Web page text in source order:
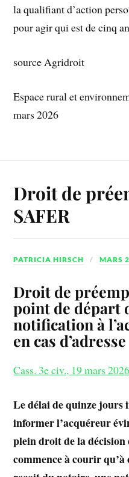
la qualifiant d’action
pour agir qui est de cinq
source Agridroit
Espace rural et
mars 2026
Droit de
SAFER
PATRICIA HIRSCH MARS
Droit de
point de départ
notification à
en cas
Cass. 3e civ., 19 mars
Le délai de quinze
informer l’acquéreur
plein droit de la décision
commence à courir